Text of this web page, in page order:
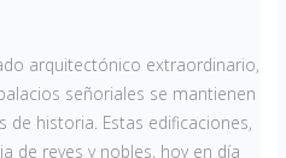
arquitectónico extraordinario,
señoriales se mantienen
historia. Estas edificaciones,
de reyes y nobles, hoy en día